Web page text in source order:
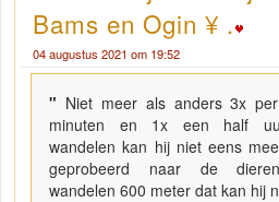
Bams en Ogin ¥ .
04 augustus 2021 om 19:52
" Niet meer als anders 3x
minuten en 1x een half
wandelen kan hij niet eens
geprobeerd naar de
wandelen 600 meter dat kan hij